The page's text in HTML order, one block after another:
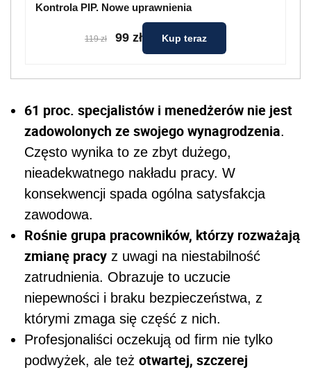
Kontrola PIP. Nowe uprawnienia
119 zł 99 zł Kup teraz
61 proc. specjalistów i menedżerów nie jest
zadowolonych ze swojego wynagrodzenia.
Często wynika to ze zbyt dużego,
nieadekwatnego nakładu pracy. W
konsekwencji spada ogólna satysfakcja
zawodowa.
Rośnie grupa pracowników, którzy rozważają
zmianę pracy z uwagi na niestabilność
zatrudnienia. Obrazuje to uczucie
niepewności i braku bezpieczeństwa, z
którymi zmaga się część z nich.
Profesjonaliści oczekują od firm nie tylko
podwyżek, ale też otwartej, szczerej